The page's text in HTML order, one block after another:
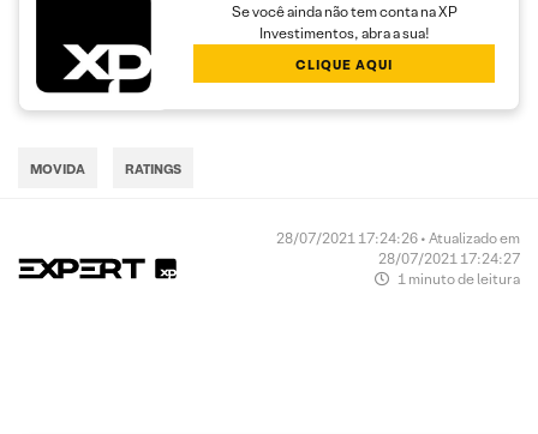
Se você ainda não tem conta na XP
Investimentos, abra a sua!
CLIQUE AQUI
MOVIDA RATINGS
28/07/2021 17:24:26 • Atualizado em
28/07/2021 17:24:27
1 minuto de leitura